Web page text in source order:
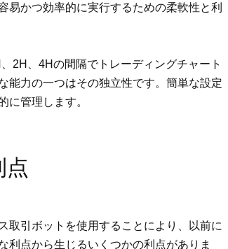
易かつ効率的に実行するための柔軟性と利
2H、4Hの間隔でトレーディングチャート
能力の一つはその独立性です。簡単な設定
に管理します。
取引ボットを使用することにより、以前に
利点から生じるいくつかの利点がありま